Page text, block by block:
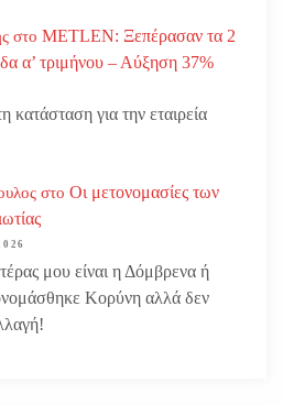
στο METLEN: Ξεπέρασαν τα 2
α’ τριμήνου – Αύξηση 37%
κατάσταση για την εταιρεία
στο Οι μετονομασίες των
μου είναι η Δόμβρενα ή
Κορύνη αλλά δεν